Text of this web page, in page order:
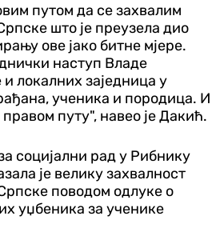
путом да се захвалим
што је преузела дио
ове јако битне мјере.
наступ Владе
локалних заједница у
ученика и породица. И
путу", навео је Дакић.
социјални рад у Рибнику
је велику захвалност
поводом одлуке о
уџбеника за ученике